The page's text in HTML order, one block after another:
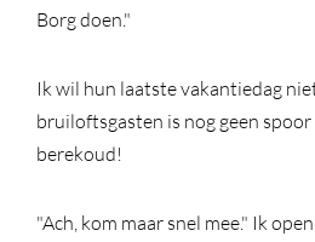
Borg doen."
Ik wil hun laatste vakantiedag
bruiloftsgasten is nog geen
berekoud!
"Ach, kom maar snel mee." Ik